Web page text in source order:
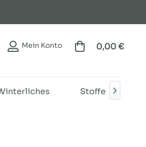
Mein Konto 0,00 €
Stoffe 